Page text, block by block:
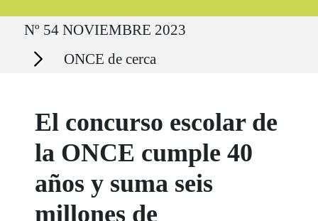
Ruta del sitio
Nº 54 NOVIEMBRE 2023
Secciones ONCE de cerca
El concurso escolar de
la ONCE cumple 40
años y suma seis
millones de